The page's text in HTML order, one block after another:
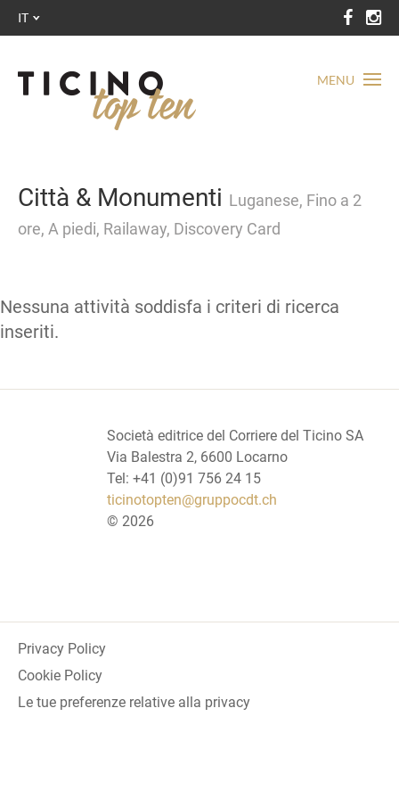
MENU
IT
Città & Monumenti Luganese, Fino a 2
ore, A piedi, Railaway, Discovery Card
Nessuna attività soddisfa i criteri di ricerca
inseriti.
Società editrice del Corriere del Ticino SA
Via Balestra 2, 6600 Locarno
Tel: +41 (0)91 756 24 15
ticinotopten@gruppocdt.ch
© 2026
Privacy Policy
Cookie Policy
Le tue preferenze relative alla privacy